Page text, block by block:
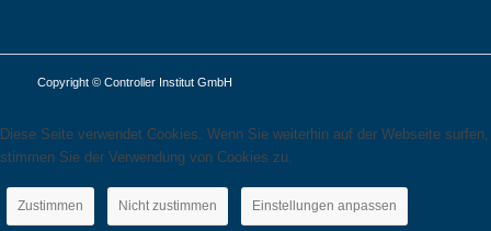
Copyright © Controller Institut GmbH
Diese Seite verwendet Cookies. Wenn Sie weiterhin auf der Webseite surfen,
stimmen Sie der Verwendung von Cookies zu.
Zustimmen Nicht zustimmen Einstellungen anpassen